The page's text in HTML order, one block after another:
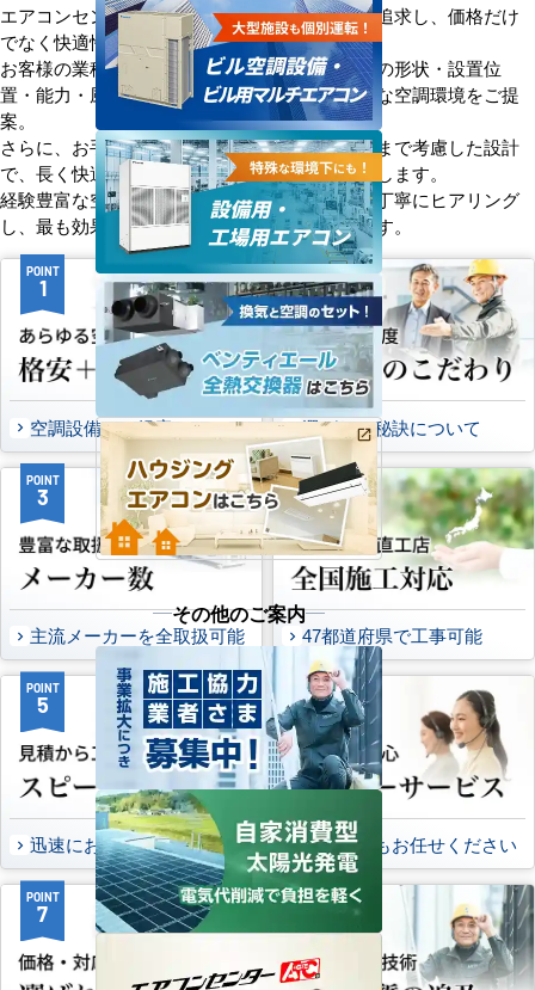
エアコンセンターACは、「格安＋α」の価値を追求し、価格だけ
でなく快適性と機能性にもこだわっています。
お客様の業種や施設の形態に合わせて、室内機の形状・設置位
置・能力・風向きなどを総合的に検討し、最適な空調環境をご提
案。
さらに、お手入れのしやすさやメンテナンス性まで考慮した設計
で、長く快適にご使用いただけるようサポートします。
経験豊富な空調技術者が現場の状況やご要望を丁寧にヒアリング
し、最も効果的で効率的なプランをお届けします。
POINT
1
空調設備のご提案について
POINT
2
選ばれる秘訣について
POINT
3
主流メーカーを全取扱可能
POINT
4
47都道府県で工事可能
POINT
5
迅速にお届け出来る理由
POINT
6
万一の時もお任せください
POINT
7
POINT
その他のご案内